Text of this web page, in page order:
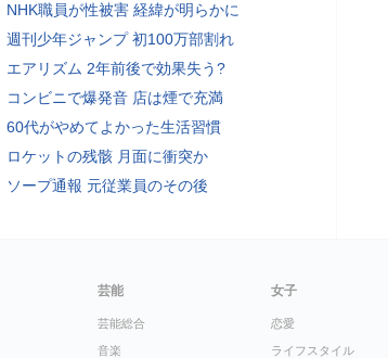
NHK職員が性被害 経緯が明らかに
週刊少年ジャンプ 初100万部割れ
エアリズム 2年前後で効果失う?
コンビニで爆発音 店は煙で充満
60代がやめてよかった生活習慣
ロケットの残骸 月面に衝突か
ソープ通報 元従業員のその後
芸能
芸能総合
音楽
女子
恋愛
ライフスタイル